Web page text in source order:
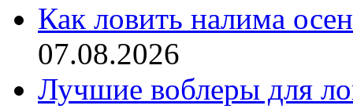
Как ловить налима
07.08.2026
Лучшие воблеры для